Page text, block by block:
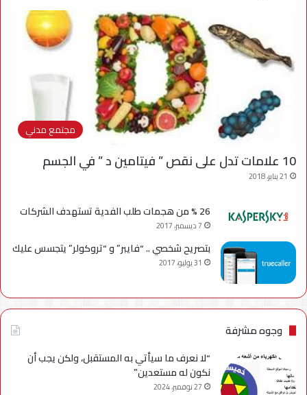
مجتمع مدني
10 علامات تدل على نقص ” فيتامين د ” في الجسم
21 يناير، 2018
26 % من هجمات طلب الفدية تستهدف الشركات
7 ديسمبر، 2017
بتصريح شخصي .. “فايبر” و “تروكولر” يتجسس عليك
31 يوليو، 2017
وجوه مشرفة
“لا نعرف ما سيأتي به المستقبل، ولكن يجب أن
نكون له مستعدين”
27 نوفمبر، 2024